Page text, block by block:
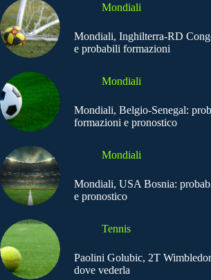
Mondiali
Mondiali, Inghilterra-RD
e probabili formazioni
Mondiali
Mondiali, Belgio-Senegal:
formazioni e pronostico
Mondiali
Mondiali, USA Bosnia:
e pronostico
Tennis
Paolini Golubic, 2T
dove vederla